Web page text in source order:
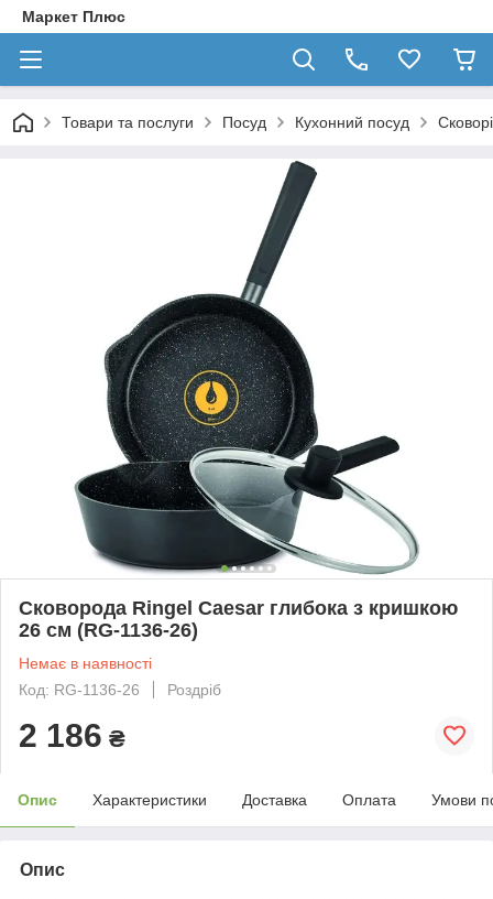
Маркет Плюс
Товари та послуги Посуд Кухонний посуд
Сковорода Ringel Caesar глибока з кришкою
26 см (RG-1136-26)
Немає в наявності
Код: RG-1136-26
Роздріб
2 186 ₴
Опис Характеристики Доставка Оплата Умови
Опис